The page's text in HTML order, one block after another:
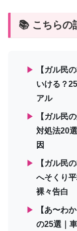
📚 こちらの
▶
【ガル民
いける？
アル
▶
【ガル民
対処法20
因
▶
【ガル民
へそくり
裸々告白
▶
【あ〜わ
の25選｜